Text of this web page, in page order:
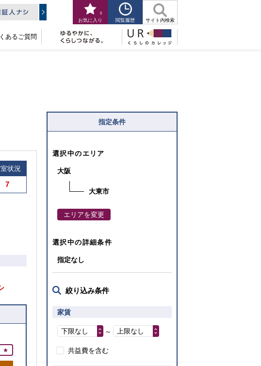
お気に入り
0
閲覧履歴 サイト内検索
あるご質問
状況
7
指定条件
選択中のエリア
大阪
大東市
エリアを変更
選択中の詳細条件
指定なし
絞り込み条件
家賃
下限なし ～ 上限なし
共益費を含む